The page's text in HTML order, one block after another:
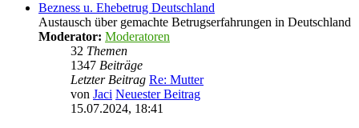
Bezness u. Ehebetrug Deutschland
Austausch über gemachte Betrugserfahrungen in Deutschland
Moderator: Moderatoren
32 Themen
1347 Beiträge
Letzter Beitrag Re: Mutter
von Jaci Neuester Beitrag
15.07.2024, 18:41